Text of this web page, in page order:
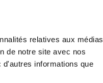
relatives aux médias
de notre site avec nos
informations que